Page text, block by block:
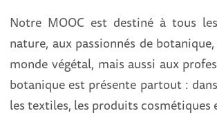
Notre MOOC est destiné à tous
nature, aux passionnés de
monde végétal, mais aussi aux
botanique est présente partout :
les textiles, les produits cosmétiques